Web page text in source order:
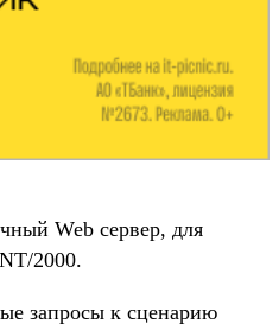
Web сервер, для
2000.
запросы к сценарию